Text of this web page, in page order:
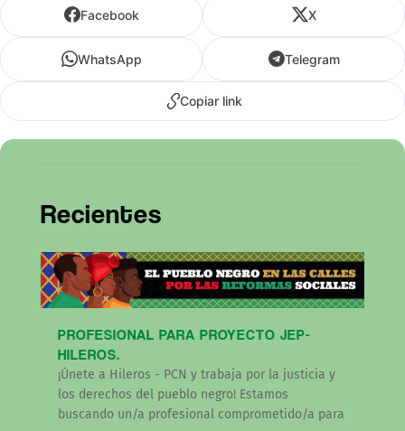
Facebook X
WhatsApp Telegram
Copiar link
Recientes
PROFESIONAL PARA PROYECTO JEP-
HILEROS.
¡Únete a Hileros - PCN y trabaja por la justicia y
los derechos del pueblo negro! Estamos
buscando un/a profesional comprometido/a para